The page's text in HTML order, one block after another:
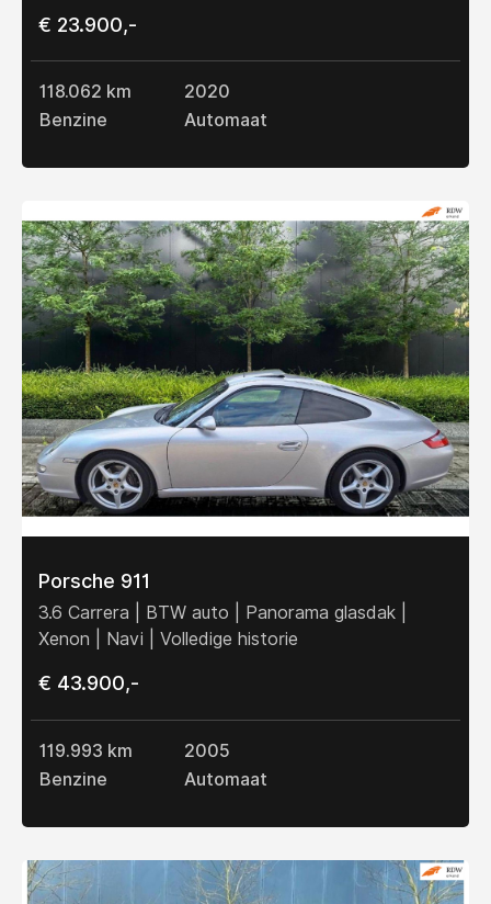
€ 23.900,-
118.062 km
2020
Benzine
Automaat
Porsche 911
3.6 Carrera | BTW auto | Panorama glasdak |
Xenon | Navi | Volledige historie
€ 43.900,-
119.993 km
2005
Benzine
Automaat